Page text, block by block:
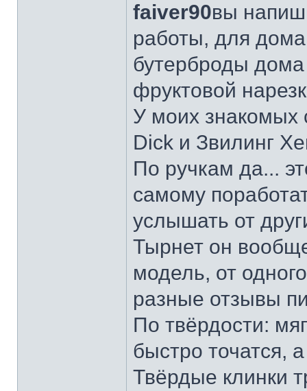
faiver90вы
работы, для
бутерброды дома
фруктовой
У моих знакомых
Dick и Звилинг
По ручкам да...
самому
услышать от
Тырнет он
модель, от
разные отзывы
По твёрдости:
быстро точатся,
Твёрдые клинки